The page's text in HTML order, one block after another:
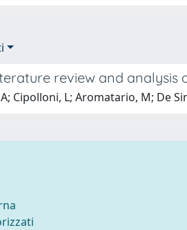
review and analysis
Cipolloni, L; Aromatario, M; De